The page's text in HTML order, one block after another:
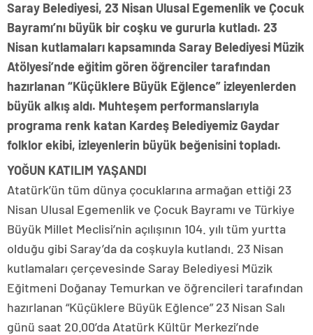
Saray Belediyesi, 23 Nisan Ulusal Egemenlik ve Çocuk
Bayramı’nı büyük bir coşku ve gururla kutladı. 23
Nisan kutlamaları kapsamında Saray Belediyesi Müzik
Atölyesi’nde eğitim gören öğrenciler tarafından
hazırlanan “Küçüklere Büyük Eğlence” izleyenlerden
büyük alkış aldı. Muhteşem performanslarıyla
programa renk katan Kardeş Belediyemiz Gaydar
folklor ekibi, izleyenlerin büyük beğenisini topladı.
YOĞUN KATILIM YAŞANDI
Atatürk’ün tüm dünya çocuklarına armağan ettiği 23
Nisan Ulusal Egemenlik ve Çocuk Bayramı ve Türkiye
Büyük Millet Meclisi’nin açılışının 104. yılı tüm yurtta
olduğu gibi Saray’da da coşkuyla kutlandı. 23 Nisan
kutlamaları çerçevesinde Saray Belediyesi Müzik
Eğitmeni Doğanay Temurkan ve öğrencileri tarafından
hazırlanan “Küçüklere Büyük Eğlence” 23 Nisan Salı
günü saat 20.00’da Atatürk Kültür Merkezi’nde